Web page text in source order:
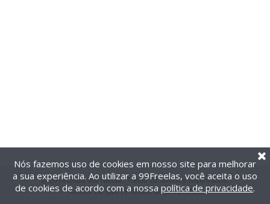
@2014-2026 99Freelas. Todos os direitos reservados.
Termos de uso| Política de privacidade
Nós fazemos uso de cookies em nosso site para melhorar
a sua experiência. Ao utilizar a 99Freelas, você aceita o uso
de cookies de acordo com a nossa política de privacidade.